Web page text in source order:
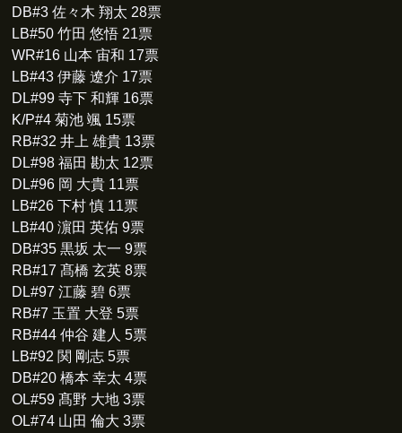
DB#3 佐々木 翔太 28票
LB#50 竹田 悠悟 21票
WR#16 山本 宙和 17票
LB#43 伊藤 遼介 17票
DL#99 寺下 和輝 16票
K/P#4 菊池 颯 15票
RB#32 井上 雄貴 13票
DL#98 福田 勘太 12票
DL#96 岡 大貴 11票
LB#26 下村 慎 11票
LB#40 濵田 英佑 9票
DB#35 黒坂 太一 9票
RB#17 髙橋 玄英 8票
DL#97 江藤 碧 6票
RB#7 玉置 大登 5票
RB#44 仲谷 建人 5票
LB#92 関 剛志 5票
DB#20 橋本 幸太 4票
OL#59 髙野 大地 3票
OL#74 山田 倫大 3票